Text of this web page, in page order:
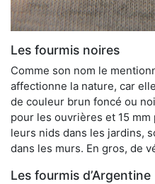
Les fourmis noires
Comme son nom le
affectionne la nature, car
de couleur brun foncé ou
pour les ouvrières et 15
leurs nids dans les jardins,
dans les murs. En gros, de
Les fourmis d’Argentine